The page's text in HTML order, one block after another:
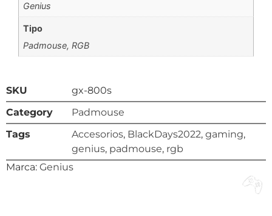
Genius
Tipo
Padmouse,RGB
SKU
gx-800s
Category
Padmouse
Tags
Accesorios, BlackDays2022, gaming,
genius, padmouse, rgb
Marca: Genius